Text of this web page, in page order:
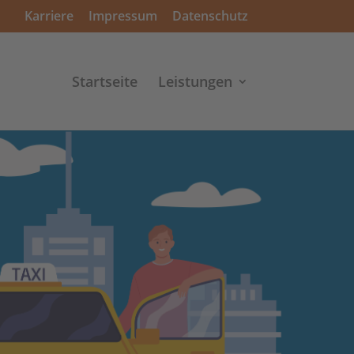
Karriere Impressum Datenschutz
Startseite Leistungen